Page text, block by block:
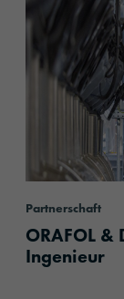
Partnerschaft
ORAFOL
Ingenieur